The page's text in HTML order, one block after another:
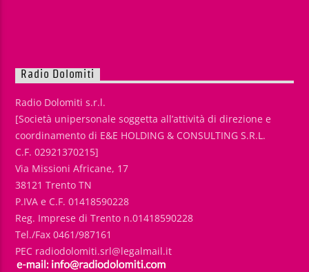
Radio Dolomiti
Radio Dolomiti s.r.l.
[Società unipersonale soggetta all’attività di direzione e
coordinamento di E&E HOLDING & CONSULTING S.R.L.
C.F. 02921370215]
Via Missioni Africane, 17
38121 Trento TN
P.IVA e C.F. 01418590228
Reg. Imprese di Trento n.01418590228
Tel./Fax 0461/987161
PEC radiodolomiti.srl@legalmail.it